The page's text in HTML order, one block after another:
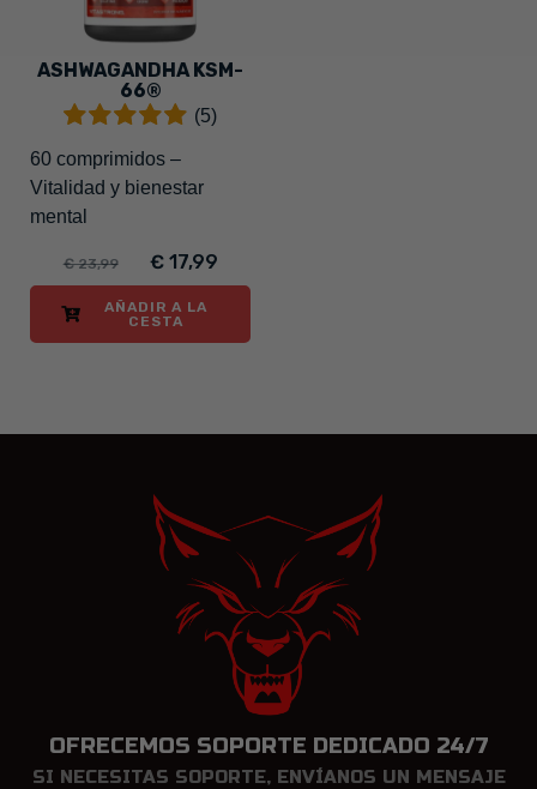
ASHWAGANDHA KSM-
66®
(5)
60 comprimidos –
Vitalidad y bienestar
mental
€ 23,99 € 17,99
AÑADIR A LA
CESTA
OFRECEMOS SOPORTE DEDICADO 24/7
SI NECESITAS SOPORTE, ENVÍANOS UN MENSAJE